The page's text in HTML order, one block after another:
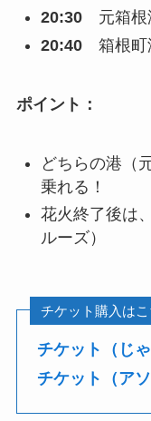
20:30元箱根
20:40箱根町
ポイント：
どちらの港（
乗れる！
花火終了後は
ルーズ）
チケット購入はこ
チケット（じ
チケット（ア